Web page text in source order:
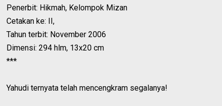
Penerbit: Hikmah, Kelompok Mizan
Cetakan ke: II,
Tahun terbit: November 2006
Dimensi: 294 hlm, 13x20 cm
***
Yahudi ternyata telah mencengkram segalanya!